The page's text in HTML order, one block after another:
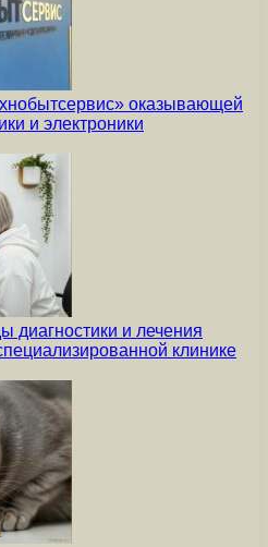
оказывающей
и электроники
диагностики и лечения
клинике